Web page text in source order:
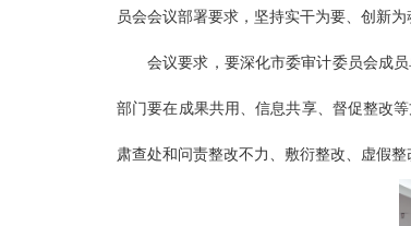
员会会议部署要求，坚持实干为要、创新
会议要求，要深化市委审计委员会成
部门要在成果共用、信息共享、督促整改
肃查处和问责整改不力、敷衍整改、虚假整